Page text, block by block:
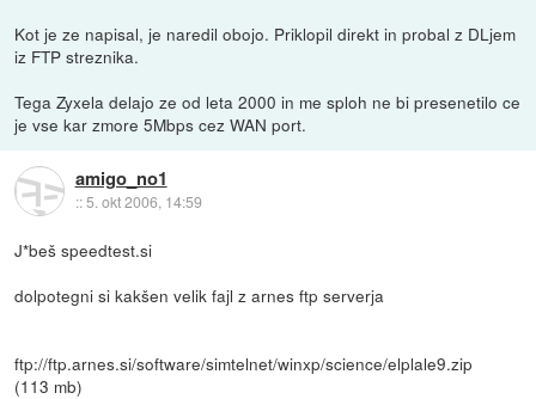
Kot je ze napisal, je naredil obojo. Priklopil direkt in probal z DLjem
iz FTP streznika.
Tega Zyxela delajo ze od leta 2000 in me sploh ne bi presenetilo ce
je vse kar zmore 5Mbps cez WAN port.
amigo_no1
::5. okt 2006, 14:59
J*beš speedtest.si
dolpotegni si kakšen velik fajl z arnes ftp serverja
ftp://ftp.arnes.si/software/simtelnet/winxp/science/elplale9.zip
(113 mb)